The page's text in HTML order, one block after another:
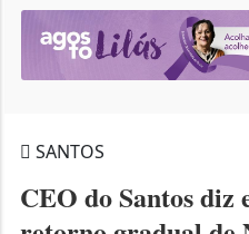
SANTOS
CEO do Santos